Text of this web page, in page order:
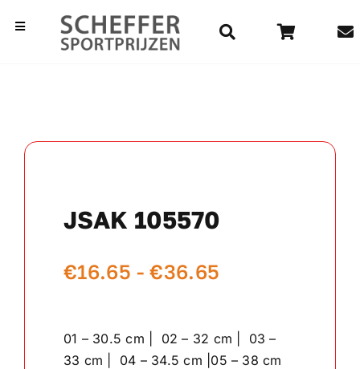
naarToggle
Navigation
Medailles
Kampioensschalen
Rozetten
JSAK 105570
€16.65 - €36.65
€36.65
01 – 30.5 cm | 02 – 32 cm | 03 –
33 cm | 04 – 34.5 cm |05 – 38 cm